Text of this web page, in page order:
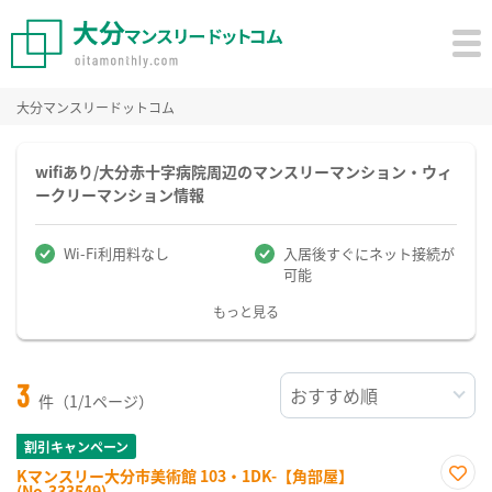
大分マンスリードットコム
wifiあり/大分赤十字病院周辺のマンスリーマンション・ウィ
ークリーマンション情報
Wi-Fi利用料なし
入居後すぐにネット接続が
可能
もっと見る
3 件（1/1ページ）
割引キャンペーン
Kマンスリー大分市美術館 103・1DK-【角部屋】